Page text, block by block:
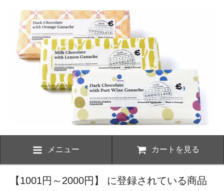
メニュー カートを見る
【1001円～2000円】 に登録されている商品